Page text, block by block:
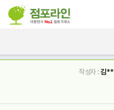
작성자 : 김**